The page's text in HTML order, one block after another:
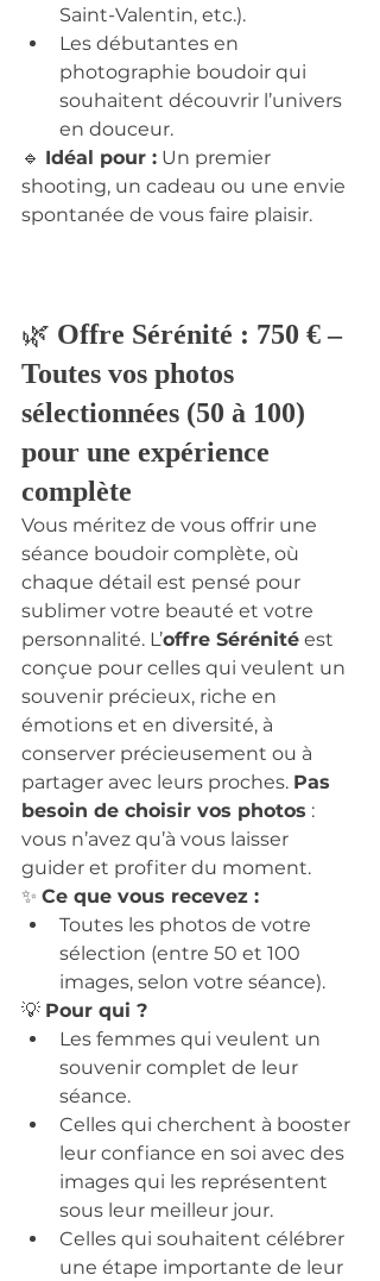
Saint-Valentin, etc.).
Les débutantes en
photographie boudoir qui
souhaitent découvrir l’univers
en douceur.
🔹 Idéal pour : Un premier
shooting, un cadeau ou une envie
spontanée de vous faire plaisir.
🌿 Offre Sérénité : 750 € –
Toutes vos photos
sélectionnées (50 à 100)
pour une expérience
complète
Vous méritez de vous offrir une
séance boudoir complète, où
chaque détail est pensé pour
sublimer votre beauté et votre
personnalité. L’offre Sérénité est
conçue pour celles qui veulent un
souvenir précieux, riche en
émotions et en diversité, à
conserver précieusement ou à
partager avec leurs proches. Pas
besoin de choisir vos photos :
vous n’avez qu’à vous laisser
guider et profiter du moment.
✨ Ce que vous recevez :
Toutes les photos de votre
sélection (entre 50 et 100
images, selon votre séance).
💡 Pour qui ?
Les femmes qui veulent un
souvenir complet de leur
séance.
Celles qui cherchent à booster
leur confiance en soi avec des
images qui les représentent
sous leur meilleur jour.
Celles qui souhaitent célébrer
une étape importante de leur